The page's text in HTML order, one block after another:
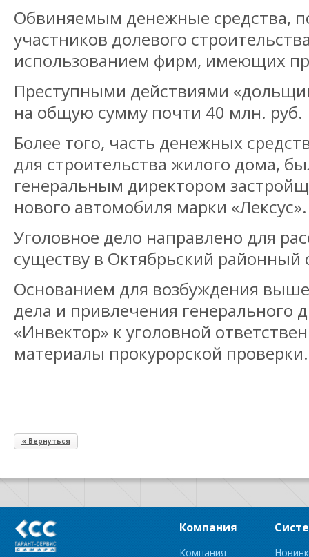
Обвиняемым денежные средства,
участников долевого
использованием фирм, имеющих
Преступными действиями
на общую сумму почти 40 млн. руб.
Более того, часть денежных
для строительства жилого дома,
генеральным директором
нового автомобиля марки «Лексус».
Уголовное дело направлено для
существу в Октябрьский районный
Основанием для возбуждения
дела и привлечения генерального
«Инвектор» к уголовной
материалы прокурорской проверки.
« Вернуться
Компания
Компания